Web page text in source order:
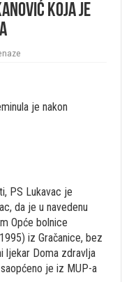
koja je
je nakon
PS Lukavac je
da je u navedenu
Opće bolnice
iz Gračanice, bez
ljekar Doma zdravlja
je iz MUP-a